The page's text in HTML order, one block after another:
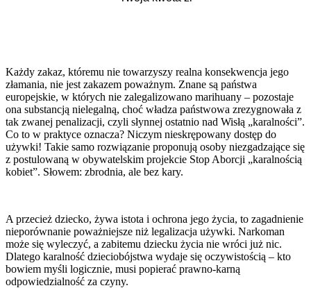
Każdy zakaz, któremu nie towarzyszy realna konsekwencja jego
złamania, nie jest zakazem poważnym. Znane są państwa
europejskie, w których nie zalegalizowano marihuany – pozostaje
ona substancją nielegalną, choć władza państwowa zrezygnowała z
tak zwanej penalizacji, czyli słynnej ostatnio nad Wisłą „karalności”.
Co to w praktyce oznacza? Niczym nieskrępowany dostęp do
używki! Takie samo rozwiązanie proponują osoby niezgadzające się
z postulowaną w obywatelskim projekcie Stop Aborcji „karalnością
kobiet”. Słowem: zbrodnia, ale bez kary.
A przecież dziecko, żywa istota i ochrona jego życia, to zagadnienie
nieporównanie poważniejsze niż legalizacja używki. Narkoman
może się wyleczyć, a zabitemu dziecku życia nie wróci już nic.
Dlatego karalność dzieciobójstwa wydaje się oczywistością – kto
bowiem myśli logicznie, musi popierać prawno-karną
odpowiedzialność za czyny.